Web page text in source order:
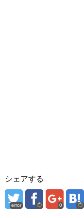
シェアする
error 0